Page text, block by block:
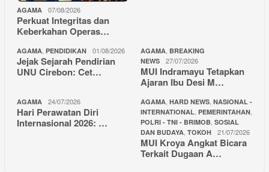
AGAMA 07/08/2026
Perkuat Integritas dan
Keberkahan Operas…
AGAMA, PENDIDIKAN 01/08/2026
Jejak Sejarah Pendirian
UNU Cirebon: Cet…
AGAMA, BREAKING
NEWS
27/07/2026
MUI Indramayu Tetapkan
Ajaran Ibu Desi M…
AGAMA 24/07/2026
Hari Perawatan Diri
Internasional 2026: …
AGAMA, HARD NEWS, NASIONAL -
INTERNATIONAL, PEMERINTAHAN,
POLRI - TNI - BRIMOB, SOSIAL
DAN BUDAYA, TOKOH 21/07/2026
MUI Kroya Angkat Bicara
Terkait Dugaan A…